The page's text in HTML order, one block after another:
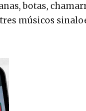
botas,
músicos